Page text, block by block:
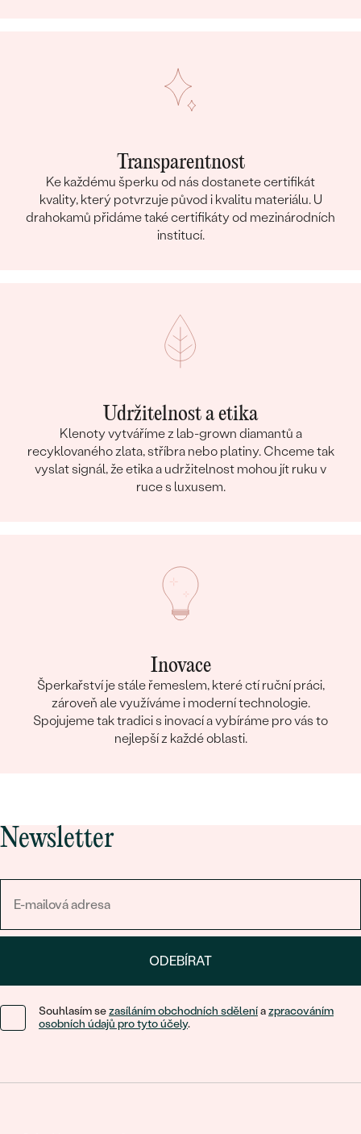
Transparentnost
Ke každému šperku od nás dostanete certifikát
kvality, který potvrzuje původ i kvalitu materiálu. U
drahokamů přidáme také certifikáty od mezinárodních
institucí.
Udržitelnost a etika
Klenoty vytváříme z lab-grown diamantů a
recyklovaného zlata, stříbra nebo platiny. Chceme tak
vyslat signál, že etika a udržitelnost mohou jít ruku v
ruce s luxusem.
Inovace
Šperkařství je stále řemeslem, které ctí ruční práci,
zároveň ale využíváme i moderní technologie.
Spojujeme tak tradici s inovací a vybíráme pro vás to
nejlepší z každé oblasti.
Newsletter
ODEBÍRAT
Souhlasím sezasíláním obchodních sděleníazpracováním
osobních údajů pro tyto účely.